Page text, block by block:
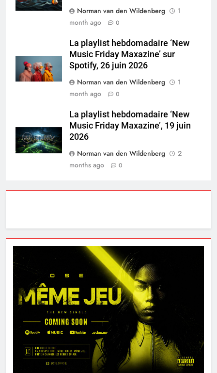
Norman van den Wildenberg
1
month ago
0
La playlist hebdomadaire ‘New
Music Friday Maxazine’ sur
Spotify, 26 juin 2026
Norman van den Wildenberg
1
month ago
0
La playlist hebdomadaire ‘New
Music Friday Maxazine’, 19 juin
2026
Norman van den Wildenberg
2
months ago
0